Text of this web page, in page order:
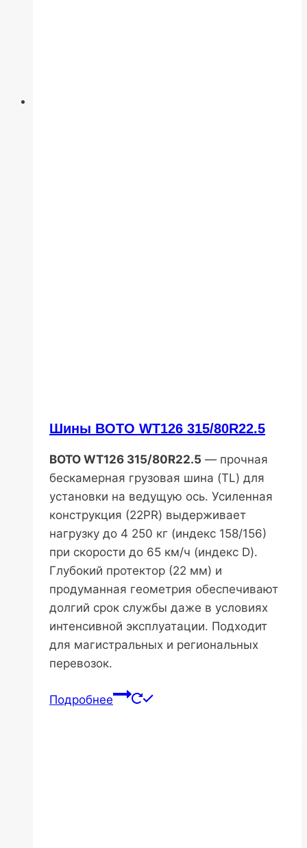
Шины BOTO WT126 315/80R22.5
BOTO WT126 315/80R22.5 — прочная
бескамерная грузовая шина (TL) для
установки на ведущую ось. Усиленная
конструкция (22PR) выдерживает
нагрузку до 4 250 кг (индекс 158/156)
при скорости до 65 км/ч (индекс D).
Глубокий протектор (22 мм) и
продуманная геометрия обеспечивают
долгий срок службы даже в условиях
интенсивной эксплуатации. Подходит
для магистральных и региональных
перевозок.
Подробнее